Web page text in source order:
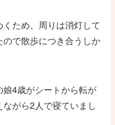
ため、周りは消灯して
で散歩につき合うしか
4歳がシートから転が
がら2人で寝ていまし